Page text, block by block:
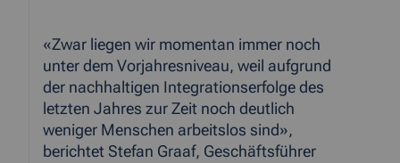
«Zwar liegen wir momentan immer noch
unter dem Vorjahresniveau, weil aufgrund
der nachhaltigen Integrationserfolge des
letzten Jahres zur Zeit noch deutlich
weniger Menschen arbeitslos sind»,
berichtet Stefan Graaf, Geschäftsführer